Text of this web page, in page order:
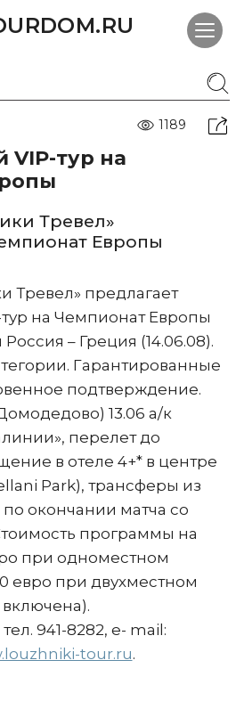
1189
VIP-тур на
Тревел»
Европы
Тревел» предлагает
на Чемпионат Европы
– Греция (14.06.08).
Гарантированные
подтверждение.
13.06 а/к
перелет до
в отеле 4+* в центре
Park), трансферы из
окончании матча со
программы на
при одноместном
евро при двухместном
941-8282, e- mail:
tour.ru.